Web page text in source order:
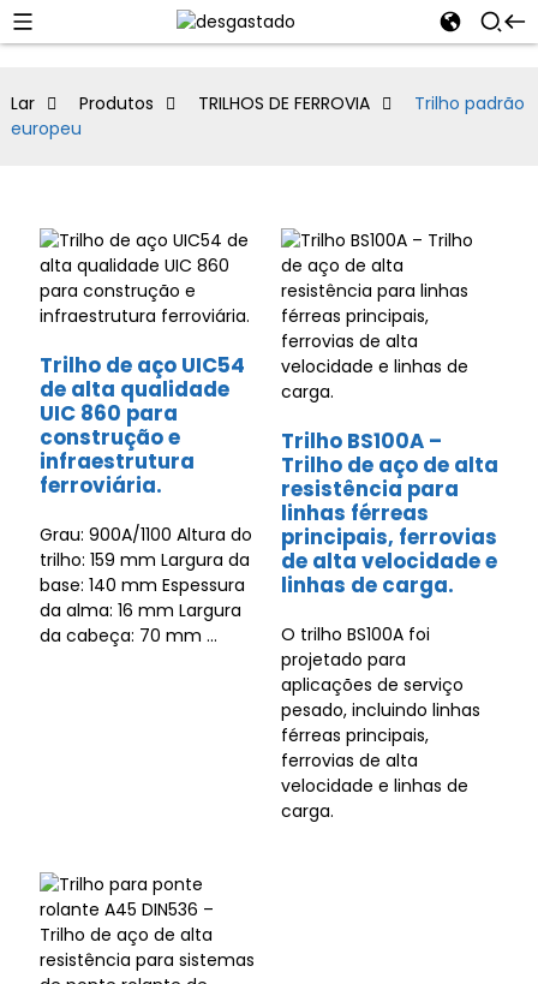
Lar Produtos TRILHOS DE FERROVIA
Trilho padrão
europeu
Trilho de aço UIC54
de alta qualidade
UIC 860 para
construção e
infraestrutura
ferroviária.
Grau: 900A/1100 Altura do
trilho: 159 mm Largura da
base: 140 mm Espessura
da alma: 16 mm Largura
da cabeça: 70 mm ...
Trilho BS100A –
Trilho de aço de alta
resistência para
linhas férreas
principais, ferrovias
de alta velocidade e
linhas de carga.
O trilho BS100A foi
projetado para
aplicações de serviço
pesado, incluindo linhas
férreas principais,
ferrovias de alta
velocidade e linhas de
carga.